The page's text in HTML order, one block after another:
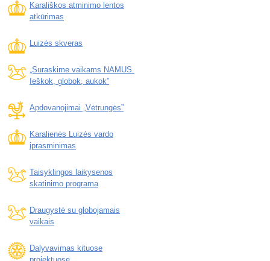
Karališkos atminimo lentos
atkūrimas
Luizės skveras
„Suraskime vaikams NAMUS.
Ieškok, globok, aukok”
Apdovanojimai „Vėtrungės”
Karalienės Luizės vardo
įprasminimas
Taisyklingos laikysenos
skatinimo programa
Draugystė su globojamais
vaikais
Dalyvavimas kituose